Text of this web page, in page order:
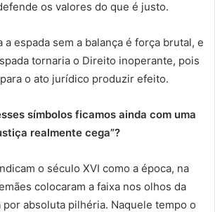
os valores do que é justo.
a espada sem a balança é força brutal, e
tornaria o Direito inoperante, pois
o ato jurídico produzir efeito.
símbolos ficamos ainda com uma
realmente cega”?
o século XVI como a época, na
colocaram a faixa nos olhos da
absoluta pilhéria. Naquele tempo o